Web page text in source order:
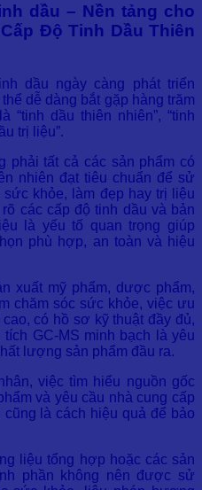
dầu – Nền tảng cho
Cấp Độ Tinh Dầu Thiên
dầu ngày càng phát triển
dễ dàng bắt gặp hàng trăm
“tinh dầu thiên nhiên”, “tinh
trị liệu”.
phải tất cả các sản phẩm có
nhiên đạt tiêu chuẩn để sử
khỏe, làm đẹp hay trị liệu
các cấp độ tinh dầu và bản
là yếu tố quan trọng giúp
phù hợp, an toàn và hiệu
xuất mỹ phẩm, dược phẩm,
chăm sóc sức khỏe, việc ưu
có hồ sơ kỹ thuật đầy đủ,
GC-MS minh bạch là yêu
lượng sản phẩm đầu ra.
việc tìm hiểu nguồn gốc
và yêu cầu nhà cung cấp
là cách hiệu quả để bảo
liệu tổng hợp hoặc các sản
phần không nên được sử